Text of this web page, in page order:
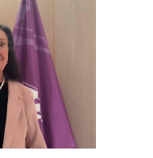
ALLEA
sobre
las
amenazas
la
libertad
académica
y
la